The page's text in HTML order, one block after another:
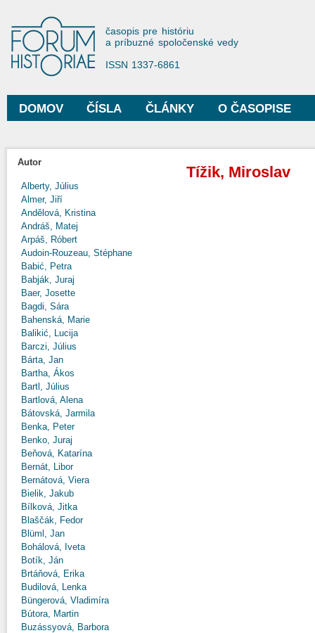
Forum Historiae
časopis pre históriu
a príbuzné spoločenské vedy
ISSN 1337-6861
Hlavné menu
DOMOV ČÍSLA ČLÁNKY O ČASOPISE
Autor
Alberty, Július
Almer, Jiří
Andělová, Kristina
Andráš, Matej
Arpáš, Róbert
Audoin-Rouzeau, Stéphane
Babić, Petra
Babják, Juraj
Baer, Josette
Bagdi, Sára
Bahenská, Marie
Balikić, Lucija
Barczi, Július
Bárta, Jan
Bartha, Ákos
Bartl, Július
Bartlová, Alena
Bátovská, Jarmila
Benka, Peter
Benko, Juraj
Beňová, Katarína
Bernát, Libor
Bernátová, Viera
Bielik, Jakub
Bílková, Jitka
Blaščák, Fedor
Blüml, Jan
Bohálová, Iveta
Botík, Ján
Brtáňová, Erika
Budilová, Lenka
Büngerová, Vladimíra
Bútora, Martin
Buzássyová, Barbora
Tížik, Miroslav